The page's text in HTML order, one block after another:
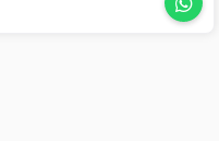
Con base en Valencia, su